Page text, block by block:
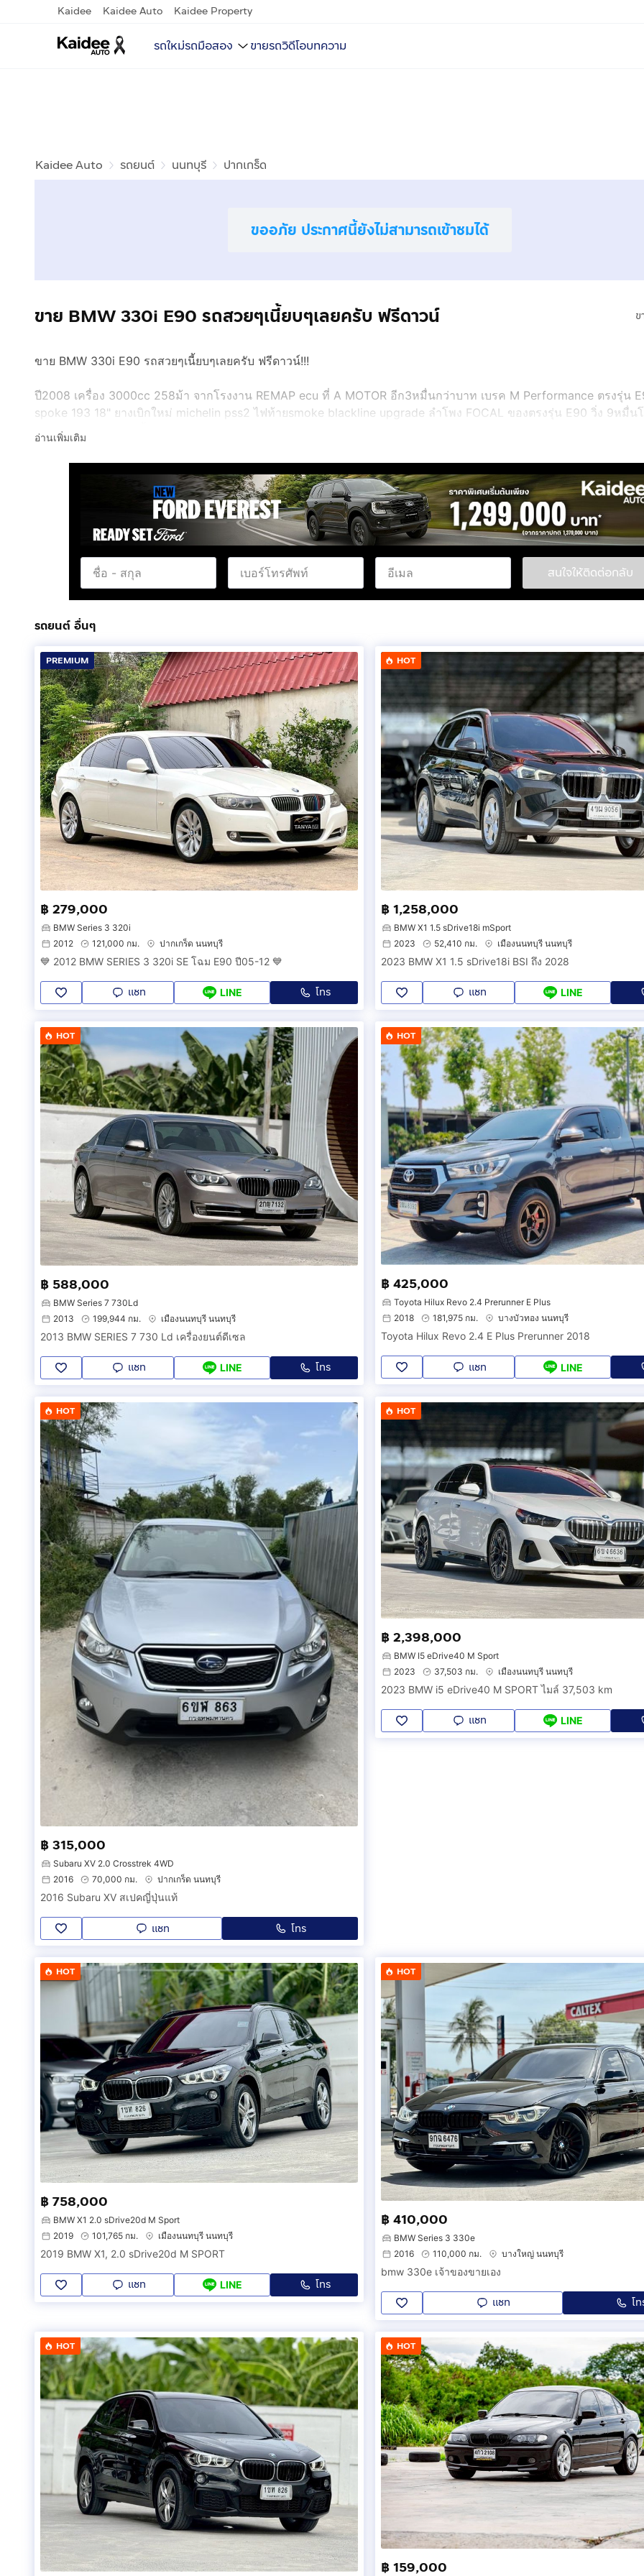
Kaidee Kaidee Auto Kaidee Property
รถใหม่รถมือสอง ขายรถวิดีโอบทความ
Kaidee Auto รถยนต์ นนทบุรี ปากเกร็ด
ขออภัย ประกาศนี้ยังไม่สามารถเข้าชมได้
ข
ขาย BMW 330i E90 รถสวยๆเนี้ยบๆเลยครับ ฟรีดาวน์
ขาย BMW 330i E90 รถสวยๆเนี้ยบๆเลยครับ ฟรีดาวน์!!!
ปี2008 เครื่อง 3000cc 258ม้า จากโรงงาน REMAP ecu ที่ A MOTOR อีก3หมื่นกว่าบาท เบรค M Performance ตรงรุ่น
spoke 193 18" ยางเบิกใหม่ michelin pss2 ไฟท้ายsmoke blackline upgrade ลำโพง FOCAL ของตรงรุ่น E90 วิ่ง 9หมื่น
สวยไม่เคยมีอุบัติเหตุ ซื้อไปใช้งานได้เลยรถสภาพพร้อมมากๆ กุญแจรีโมท จากศูนย์ 2 ดอก ครบ ป้ายทะเบียนสวย ตรงรุ่น
Line : dee187
อ่านเพิ่มเติม
สนใจให้ติดต่อกลับ
รถยนต์ อื่นๆ
PREMIUM
฿ 279,000
BMW Series 3 320i
2012
121,000 กม. ปากเกร็ด นนทบุรี
💙 2012 BMW SERIES 3 320i SE โฉม E90 ปี05-12 💙
แชท LINE โทร
HOT
฿ 1,258,000
BMW X1 1.5 sDrive18i mSport
2023
52,410 กม. เมืองนนทบุรี นนทบุรี
2023 BMW X1 1.5 sDrive18i BSI ถึง 2028
แชท LINE
HOT
฿ 588,000
BMW Series 7 730Ld
2013
199,944 กม. เมืองนนทบุรี นนทบุรี
2013 BMW SERIES 7 730 Ld เครื่องยนต์ดีเซล
แชท LINE โทร
HOT
฿ 425,000
Toyota Hilux Revo 2.4 Prerunner E Plus
2018
181,975 กม. บางบัวทอง นนทบุรี
Toyota Hilux Revo 2.4 E Plus Prerunner 2018
แชท LINE
HOT
฿ 315,000
Subaru XV 2.0 Crosstrek 4WD
2016
70,000 กม. ปากเกร็ด นนทบุรี
2016 Subaru XV สเปคญี่ปุ่นแท้
แชท โทร
HOT
฿ 2,398,000
BMW I5 eDrive40 M Sport
2023
37,503 กม. เมืองนนทบุรี นนทบุรี
2023 BMW i5 eDrive40 M SPORT ไมล์ 37,503 km
แชท LINE
HOT
฿ 758,000
BMW X1 2.0 sDrive20d M Sport
2019
101,765 กม. เมืองนนทบุรี นนทบุรี
2019 BMW X1, 2.0 sDrive20d M SPORT
แชท LINE โทร
HOT
฿ 410,000
BMW Series 3 330e
2016
110,000 กม. บางใหญ่ นนทบุรี
bmw 330e เจ้าของขายเอง
แชท โ
HOT HOT
฿ 159,000